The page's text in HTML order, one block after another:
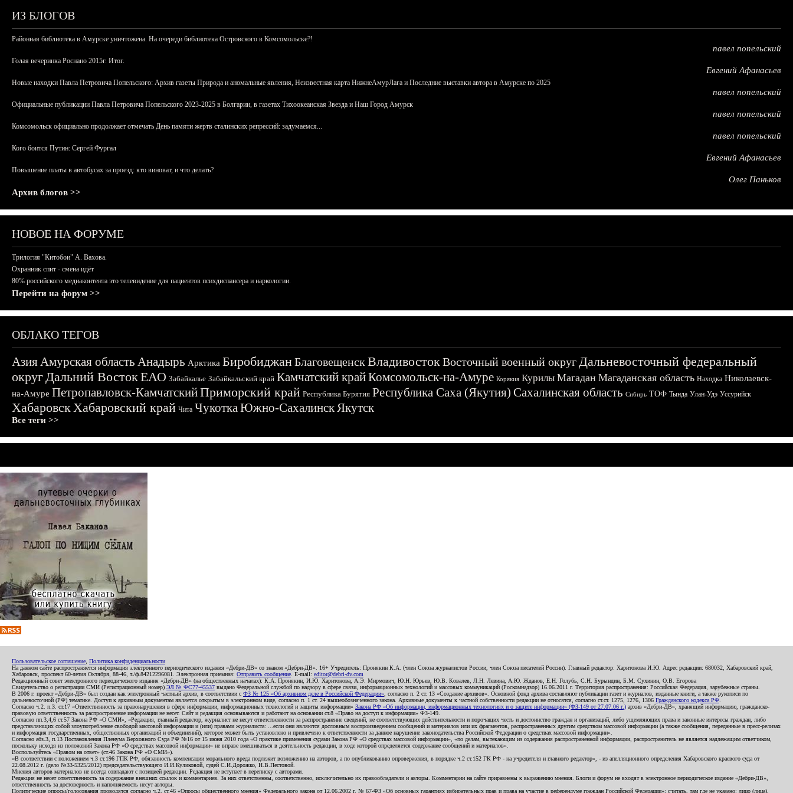
ИЗ БЛОГОВ
Районная библиотека в Амурске уничтожена. На очереди библиотека Островского в Комсомольске?!
павел попельский
Голая вечеринка Роснано 2015г. Итог.
Евгений Афанасьев
Новые находки Павла Петровича Попельского: Архив газеты Природа и аномальные явления, Неизвестная карта НижнеАмурЛага и Последние выставки автора в Амурске по 2025
павел попельский
Официальные публикации Павла Петровича Попельского 2023-2025 в Болгарии, в газетах Тихоокеанская Звезда и Наш Город Амурск
павел попельский
Комсомольск официально продолжает отмечать День памяти жертв сталинских репрессий: задумаемся...
павел попельский
Кого боится Путин: Сергей Фургал
Евгений Афанасьев
Повышение платы в автобусах за проезд: кто виноват, и что делать?
Олег Паньков
Архив блогов >>
НОВОЕ НА ФОРУМЕ
Трилогия "Китобои" А. Вахова.
Охранник спит - смена идёт
80% российского медиаконтента это телевидение для пациентов психдиспансера и наркологии.
Перейти на форум >>
ОБЛАКО ТЕГОВ
АзияАмурская область Анадырь Арктика БиробиджанБлаговещенскВладивостокВосточный военный округДальневосточный федеральный
округДальний ВостокЕАО Забайкалье Забайкальский край Камчатский крайКомсомольск-на-Амуре Корякия Курилы Магадан Магаданская область Находка Николаевск-
на-Амуре Петропавловск-КамчатскийПриморский край Республика Бурятия Республика Саха (Якутия) Сахалинская область Сибирь ТОФ Тында Улан-Удэ Уссурийск
ХабаровскХабаровский край Чита ЧукоткаЮжно-СахалинскЯкутск
Все теги >>
Пользовательское соглашение Политика конфиденциальности
На данном сайте распространяется информация электронного периодического издания «Дебри-ДВ» со знаком «Дебри-ДВ». 16+ Учредитель: Пронякин К.А. (член Союза журналистов России, член Союза писателей России). Главный редактор: Харитонова И.Ю. Адрес редакции: 680032, Хабаровский край,
Хабаровск, проспект 60-летия Октября, 88-46, т./ф.84212296081. Электронная приемная: Отправить сообщение . E-mail: editor@debri-dv.com
Редакционный совет электронного периодического издания «Дебри-ДВ» (на общественных началах): К.А. Пронякин, И.Ю. Харитонова, А.Э. Мирмович, Ю.Н. Юрьев, Ю.В. Ковалев, Л.Н. Левина, А.Ю. Жданов, Е.Н. Голубь, С.Н. Бурындин, Б.М. Сухинин, О.В. Егорова
Свидетельство о регистрации СМИ (Регистрационный номер) ЭЛ № ФС77-45537 выдано Федеральной службой по надзору в сфере связи, информационных технологий и массовых коммуникаций (Роскомнадзор) 16.06.2011 г. Территория распространения: Российская Федерация, зарубежные страны.
В 2006 г. проект «Дебри-ДВ» был создан как электронный частный архив, в соответствии с ФЗ № 125 «Об архивном деле в Российской Федерации» , согласно п. 2 ст. 13 «Создание архивов». Основной фонд архива составляют публикации газет и журналов, изданные книги, а также рукописи по
дальневосточной (РФ) тематике. Доступ к архивным документам является открытым в электронном виде, согласно п. 1 ст. 24 вышеобозначенного закона. Архивные документы к частной собственности редакции не относятся, согласно ст.ст. 1275, 1276, 1306 Гражданского кодекса РФ
Согласно ч.2. п.3. ст.17 «Ответственность за правонарушения в сфере информации, информационных технологий и защиты информации» Закона РФ «Об информации, информационных технологиях и о защите информации» (ФЗ-149 от 27.07.06 г.) архив «Дебри-ДВ», хранящий информацию, гражданско-
правовую ответственность за распространение информации не несет. Сайт и редакция основываются и работают на основании ст.8 «Право на доступ к информации» ФЗ-149.
Согласно пп.3,4,6 ст.57 Закона РФ «О СМИ», «Редакция, главный редактор, журналист не несут ответственности за распространение сведений, не соответствующих действительности и порочащих честь и достоинство граждан и организаций, либо ущемляющих права и законные интересы граждан, либо
представляющих собой злоупотребление свободой массовой информации и (или) правами журналиста: ...если они являются дословным воспроизведением сообщений и материалов или их фрагментов, распространенных другим средством массовой информации (а также сообщения, переданные в пресс-релизах
и информация государственных, общественных организаций и объединений), которое может быть установлено и привлечено к ответственности за данное нарушение законодательства Российской Федерации о средствах массовой информации».
Согласно абз.3, п.13 Постановления Пленума Верховного Суда РФ №16 от 15 июня 2010 года «О практике применения судами Закона РФ «О средствах массовой информации», «по делам, вытекающим из содержания распространенной информации, распространитель не является надлежащим ответчиком,
поскольку исходя из положений Закона РФ «О средствах массовой информации» не вправе вмешиваться в деятельность редакции, в ходе которой определяется содержание сообщений и материалов».
Воспользуйтесь «Правом на ответ» (ст.46 Закона РФ «О СМИ»).
«В соответствии с положением ч.3 ст.196 ГПК РФ, обязанность компенсации морального вреда подлежит возложению на авторов, а по опубликованию опровержения, в порядке ч.2 ст.152 ГК РФ - на учредителя и главного редактор», - из апелляционного определения Хабаровского краевого суда от
22.08.2012 г. (дело №33-5325/2012) председательствующего И.И.Куликовой, судей С.И.Дорожко, Н.В.Пестовой.
Мнения авторов материалов не всегда совпадают с позицией редакции. Редакция не вступает в переписку с авторами.
Редакция не несет ответственность за содержание внешних ссылок и комментариев. За них ответственны, соответственно, исключительно их правообладатели и авторы. Комментарии на сайте приравнены к выражению мнения. Блоги и форум не входят в электронное периодическое издание «Дебри-ДВ»,
ответственность за достоверность и наполняемость несут авторы.
Политические опросы/голосования проводятся согласно ч.2. ст.46 «Опросы общественного мнения» Федерального закона от 12.06.2002 г. № 67-ФЗ «Об основных гарантиях избирательных прав и права на участие в референдуме граждан Российской Федерации»; считать, там где не указано: лицо (лица),